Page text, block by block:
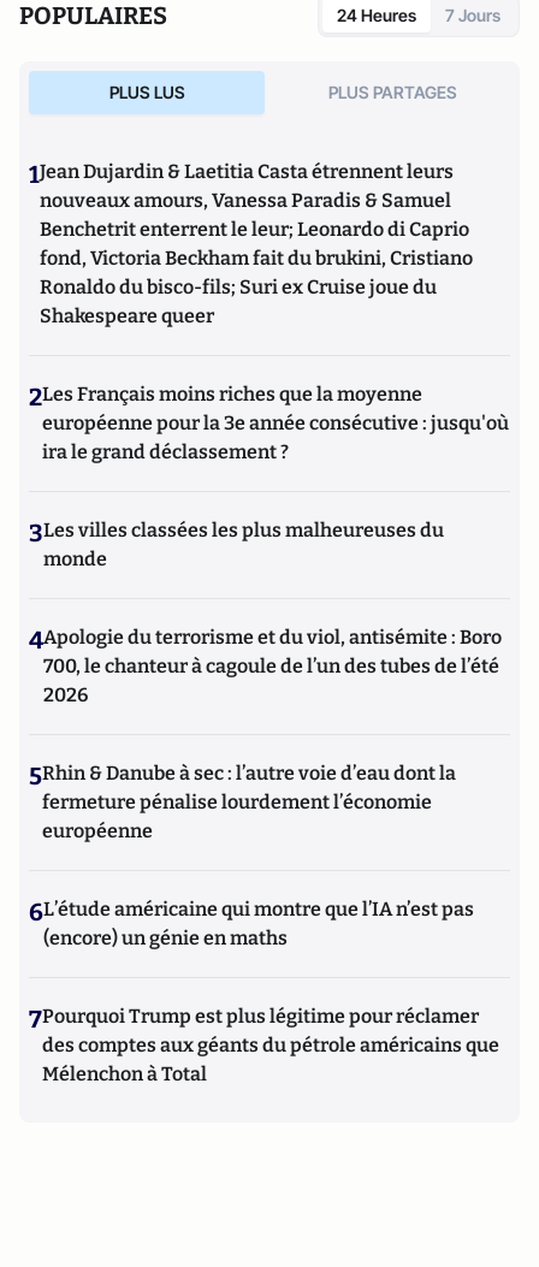
POPULAIRES 24 Heures 7 Jours
PLUS LUS PLUS PARTAGES
1Jean Dujardin & Laetitia Casta étrennent leurs
nouveaux amours, Vanessa Paradis & Samuel
Benchetrit enterrent le leur; Leonardo di Caprio
fond, Victoria Beckham fait du brukini, Cristiano
Ronaldo du bisco-fils; Suri ex Cruise joue du
Shakespeare queer
2Les Français moins riches que la moyenne
européenne pour la 3e année consécutive : jusqu'où
ira le grand déclassement ?
3Les villes classées les plus malheureuses du
monde
4Apologie du terrorisme et du viol, antisémite : Boro
700, le chanteur à cagoule de l’un des tubes de l’été
2026
5Rhin & Danube à sec : l’autre voie d’eau dont la
fermeture pénalise lourdement l’économie
européenne
6L’étude américaine qui montre que l’IA n’est pas
(encore) un génie en maths
7Pourquoi Trump est plus légitime pour réclamer
des comptes aux géants du pétrole américains que
Mélenchon à Total